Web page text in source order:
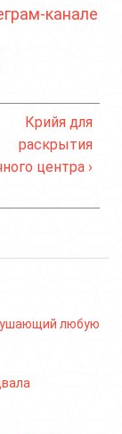
канале
Крийя для
раскрытия
центра ›
любую